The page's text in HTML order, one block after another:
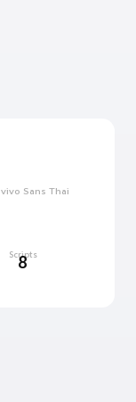
vivo Sans Thai
Scripts
8